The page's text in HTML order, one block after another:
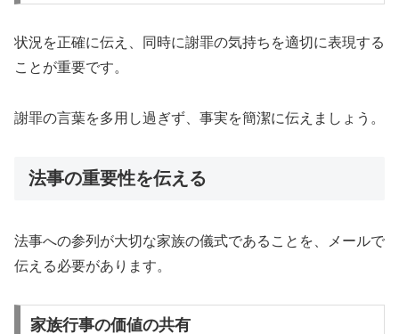
状況を正確に伝え、同時に謝罪の気持ちを適切に表現する
ことが重要です。
謝罪の言葉を多用し過ぎず、事実を簡潔に伝えましょう。
法事の重要性を伝える
法事への参列が大切な家族の儀式であることを、メールで
伝える必要があります。
家族行事の価値の共有